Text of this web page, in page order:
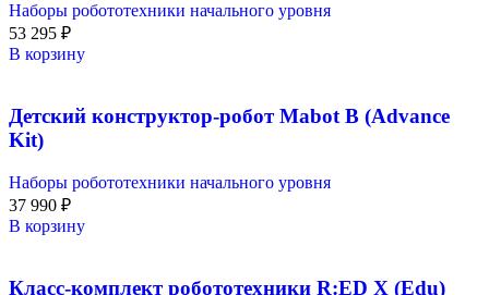
Наборы робототехники начального уровня
53 295 ₽
В корзину
Детский конструктор-робот Mabot B (Advance
Kit)
Наборы робототехники начального уровня
37 990 ₽
В корзину
Класс-комплект робототехники R:ED X (Edu)